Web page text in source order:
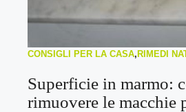
CONSIGLI PER LA CASA, RIMEDI
Superficie in marmo:
rimuovere le macchie